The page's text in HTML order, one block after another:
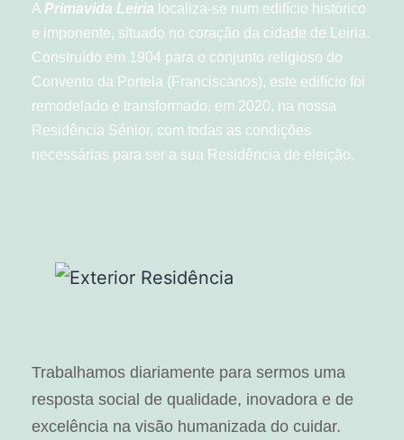
A Primavida Leiria localiza-se num edifício histórico
e imponente, situado no coração da cidade de Leiria.
Construído em 1904 para o conjunto religioso do
Convento da Portela (Franciscanos), este edifício foi
remodelado e transformado, em 2020, na nossa
Residência Sénior, com todas as condições
necessárias para ser a sua Residência de eleição.
Trabalhamos diariamente para sermos uma
resposta social de qualidade, inovadora e de
excelência na visão humanizada do cuidar.